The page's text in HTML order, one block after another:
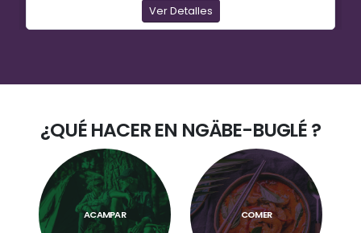
Ver Detalles
¿QUÉ HACER EN NGÄBE-BUGLÉ?
ACAMPAR COMER